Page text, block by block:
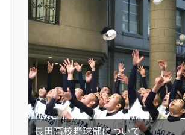
長田高校野球部について